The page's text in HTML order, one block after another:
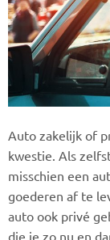
Auto zakelijk of
kwestie. Als
misschien een
goederen af te
auto ook privé
die je zo nu en